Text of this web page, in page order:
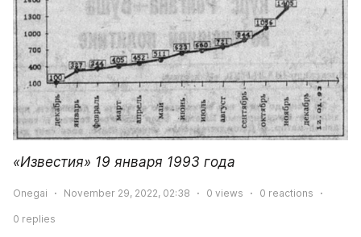
«Известия» 19 января 1993 года
Onegai November 29, 2022, 02:38 0 views 0 reactions
0 replies